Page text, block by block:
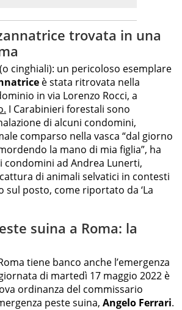
trovata in una
cinghiali): un pericoloso esemplare
è stata ritrovata nella
in via Lorenzo Rocci, a
I Carabinieri forestali sono
di alcuni condomini,
comparso nella vasca “dal giorno
la mano di mia figlia”, ha
condomini ad Andrea Lunerti,
di animali selvatici in contesti
posto, come riportato da ‘La
suina a Roma: la
tiene banco anche l’emergenza
di martedì 17 maggio 2022 è
ordinanza del commissario
peste suina, Angelo Ferrari.